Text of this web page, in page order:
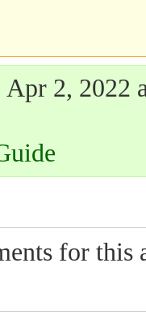
Apr 2, 2022
for this